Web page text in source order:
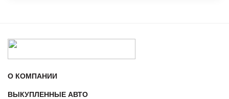
О КОМПАНИИ
ВЫКУПЛЕННЫЕ АВТО